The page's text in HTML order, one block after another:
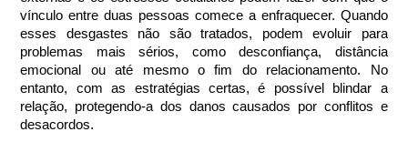
vínculo entre duas pessoas comece a enfraquecer. Quando
esses desgastes não são tratados, podem evoluir para
problemas mais sérios, como desconfiança, distância
emocional ou até mesmo o fim do relacionamento. No
entanto, com as estratégias certas, é possível blindar a
relação, protegendo-a dos danos causados por conflitos e
desacordos.